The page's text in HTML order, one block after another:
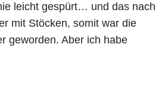
leicht gespürt… und das nach
mit Stöcken, somit war die
geworden. Aber ich habe